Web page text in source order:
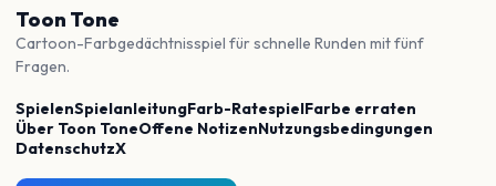
Toon Tone
Cartoon-Farbgedächtnisspiel für schnelle Runden mit fünf
Fragen.
SpielenSpielanleitungFarb-RatespielFarbe erraten
Über Toon ToneOffene NotizenNutzungsbedingungen
DatenschutzX